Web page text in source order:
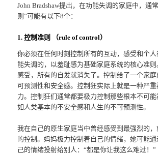
John Bradshaw提出，在功能失调的家庭中，通
则”可能有以下8个：
1. 控制准则 （rule of control）
你必须在任何时刻控制所有的互动，感受和个
能失调的，以羞耻感为基础家庭系统的核心准
感受，所有的自发就消失了。控制给了一个家庭
可预测性和安全感。控制狂实际上就是一种严
力。控制狂们通常都要极力控制那些根本不可
如人类基本的不安全感和人生的不可预测性。
我在自己的原生家庭当中曾经感受到最强烈的
的控制。妈妈极力控制着自己的情绪，她可能
己的情绪投射给别人：“都是你让我这么难过！”